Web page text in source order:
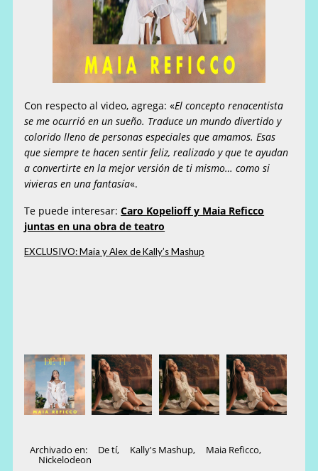
Con respecto al video, agrega: «El concepto renacentista
se me ocurrió en un sueño. Traduce un mundo divertido y
colorido lleno de personas especiales que amamos. Esas
que siempre te hacen sentir feliz, realizado y que te ayudan
a convertirte en la mejor versión de ti mismo… como si
vivieras en una fantasía«.
Te puede interesar:Caro Kopelioff y Maia Reficco
juntas en una obra de teatro
EXCLUSIVO: Maia y Alex de Kally’s Mashup
Archivado en: De tí, Kally's Mashup, Maia Reficco,
Nickelodeon